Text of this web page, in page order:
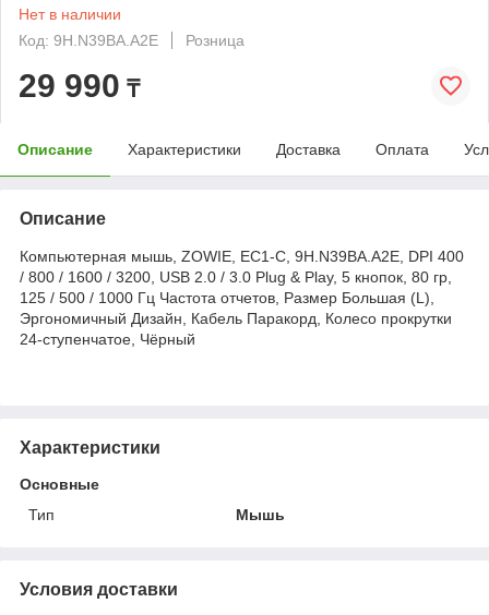
Нет в наличии
Код: 9H.N39BA.A2E
Розница
29 990 ₸
Описание Характеристики Доставка Оплата
Описание
Компьютерная мышь, ZOWIE, EC1-C, 9H.N39BA.A2E, DPI 400
/ 800 / 1600 / 3200, USB 2.0 / 3.0 Plug & Play, 5 кнопок, 80 гр,
125 / 500 / 1000 Гц Частота отчетов, Размер Большая (L),
Эргономичный Дизайн, Кабель Паракорд, Колесо прокрутки
24-ступенчатое, Чёрный
Характеристики
Основные
Тип
Мышь
Условия доставки